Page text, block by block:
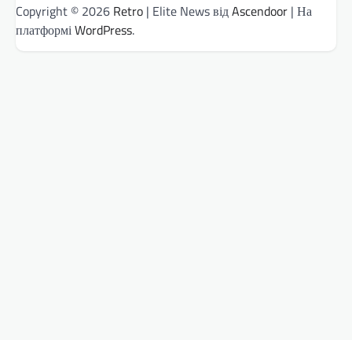
Copyright © 2026 Retro | Elite News відAscendoor | На
платформіWordPress.